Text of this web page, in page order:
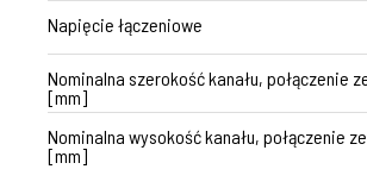
Napięcie łączeniowe
Nominalna szerokość kanału, połączenie
[mm]
Nominalna wysokość kanału, połączenie
[mm]